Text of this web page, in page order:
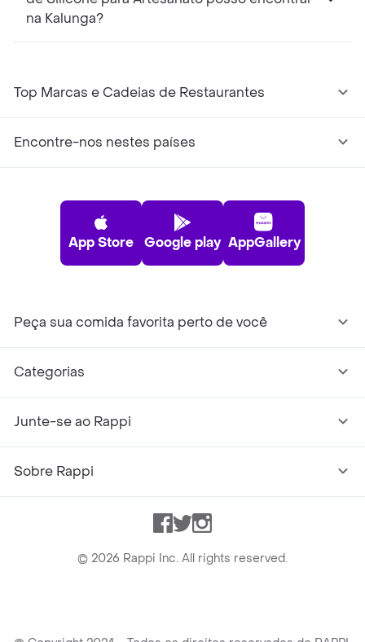
na Kalunga?
Top Marcas e Cadeias de Restaurantes
Encontre-nos nestes países
App Store Google play AppGallery
Peça sua comida favorita perto de você
Categorias
Junte-se ao Rappi
Sobre Rappi
Facebook
TwitterInstagram
© 2026 Rappi Inc. All rights reserved.